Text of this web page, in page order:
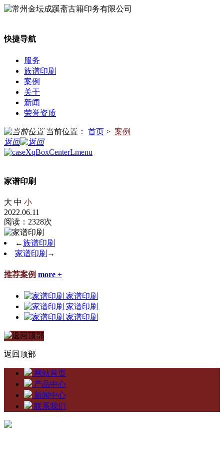
快捷导航
服务
族谱印刷
案例
关于
新闻
荣誉资质
当前位置： 首页 > 案例
返回
家谱印刷
大 中 小
2022.06.11
阅读：2328次
←族谱印刷
家谱印刷 →
推荐案例 more +
家谱印刷
家谱印刷
家谱印刷
返回顶部
网站首页
产品中心
新闻中心
联系我们